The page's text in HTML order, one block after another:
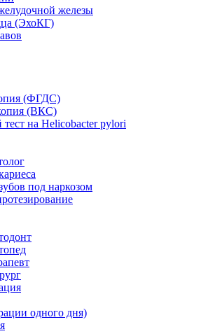
железы
(ЭхоКГ)
(ФГДС)
(ВКС)
тест на Helicobacter pylori
под наркозом
одного дня)